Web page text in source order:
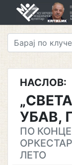
НАСЛОВ:
УБАВ,
ПО
ЛЕТО